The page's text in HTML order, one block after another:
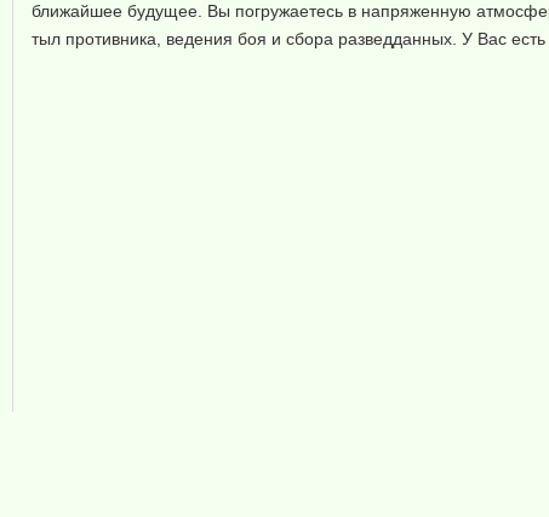
ближайшее будущее. Вы погружаетесь в напряженную
тыл противника, ведения боя и сбора разведданных. У Вас